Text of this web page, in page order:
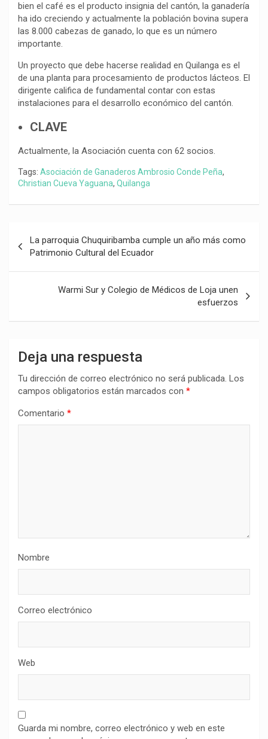
bien el café es el producto insignia del cantón, la ganadería
ha ido creciendo y actualmente la población bovina supera
las 8.000 cabezas de ganado, lo que es un número
importante.
Un proyecto que debe hacerse realidad en Quilanga es el
de una planta para procesamiento de productos lácteos. El
dirigente califica de fundamental contar con estas
instalaciones para el desarrollo económico del cantón.
CLAVE
Actualmente, la Asociación cuenta con 62 socios.
Tags: Asociación de Ganaderos Ambrosio Conde Peña,
Christian Cueva Yaguana, Quilanga
de
entradas
La parroquia Chuquiribamba cumple un año más como
Patrimonio Cultural del Ecuador
Warmi Sur y Colegio de Médicos de Loja unen
esfuerzos
Deja una respuesta
Tu dirección de correo electrónico no será publicada. Los
campos obligatorios están marcados con *
Comentario *
Nombre
Correo electrónico
Web
Guarda mi nombre, correo electrónico y web en este